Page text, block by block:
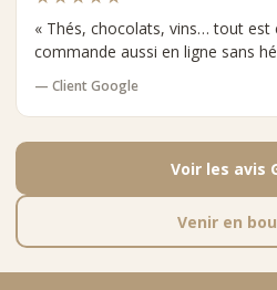
« Thés, chocolats, vins… tout est
commande aussi en ligne sans
— Client Google
Voir les avis
Venir en